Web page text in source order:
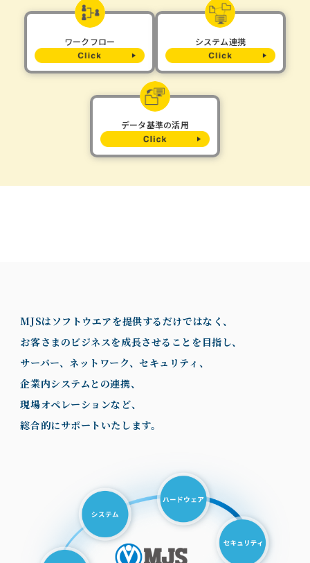
ワークフロー システム連携
データ基準の活用
MJSはソフトウエアを提供するだけではなく、
お客さまのビジネスを成長させることを目指し、
サーバー、ネットワーク、セキュリティ、
企業内システムとの連携、
現場オペレーションなど、
総合的にサポートいたします。